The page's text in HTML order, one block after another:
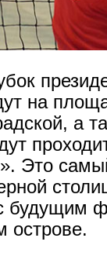
на
а
Это
будущим
острове.